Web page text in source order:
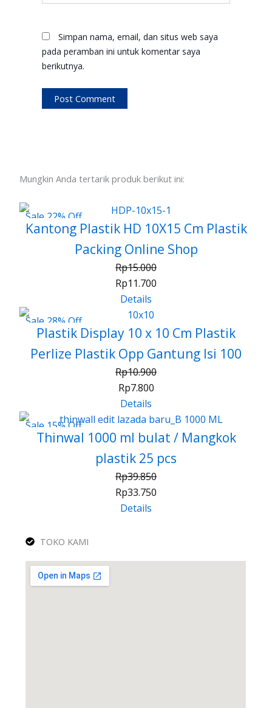
Simpan nama, email, dan situs web saya
pada peramban ini untuk komentar saya
berikutnya.
Mungkin Anda tertarik produk berikut ini:
Sale 22% Off
Kantong Plastik HD 10X15 Cm Plastik
Packing Online Shop
Rp15.000
Rp11.700
Details
Sale 28% Off
Plastik Display 10 x 10 Cm Plastik
Perlize Plastik Opp Gantung Isi 100
Rp10.900
Rp7.800
Details
Sale 15% Off
Thinwal 1000 ml bulat / Mangkok
plastik 25 pcs
Rp39.850
Rp33.750
Details
TOKO KAMI